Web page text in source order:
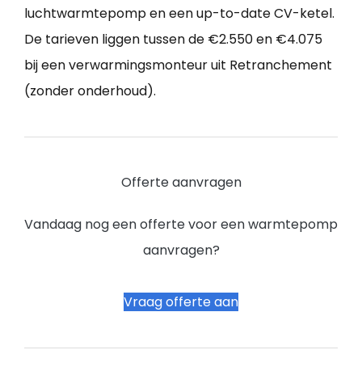
luchtwarmtepomp en een up-to-date CV-ketel.
De tarieven liggen tussen de €2.550 en €4.075
bij een verwarmingsmonteur uit Retranchement
(zonder onderhoud).
Offerte aanvragen
Vandaag nog een offerte voor een warmtepomp
aanvragen?
Vraag offerte aan